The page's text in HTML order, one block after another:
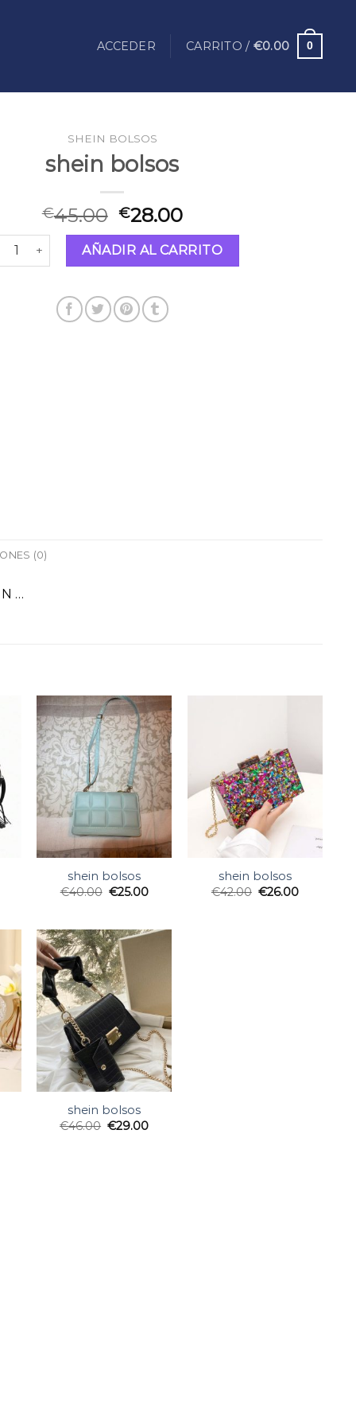
ACCEDER CARRITO / €0.00 0
SHEIN BOLSOS
shein bolsos
€45.00 €28.00
bolsos cantidadAÑADIR AL CARRITO
(0)
…
shein bolsos
€40.00 €25.00
shein bolsos
€42.00 €26.00
shein bolsos
€46.00 €29.00